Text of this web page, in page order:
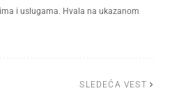
i uslugama. Hvala na ukazanom
SLEDEĆA VEST